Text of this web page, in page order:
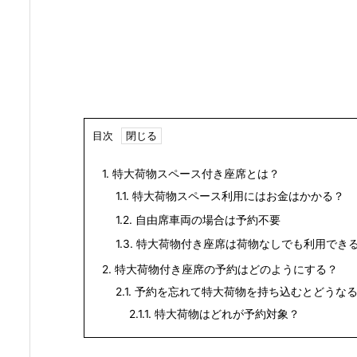
目次
1. 特大荷物スペース付き座席とは？
1.1. 特大荷物スペース利用にはお金はかかる？
1.2. 自由席車両の場合は予約不要
1.3. 特大荷物付き座席は荷物なしでも利用でき
2. 特大荷物付き座席の予約はどのようにする？
2.1. 予約を忘れて特大荷物を持ち込むとどうな
2.1.1. 特大荷物はどれが予約対象？